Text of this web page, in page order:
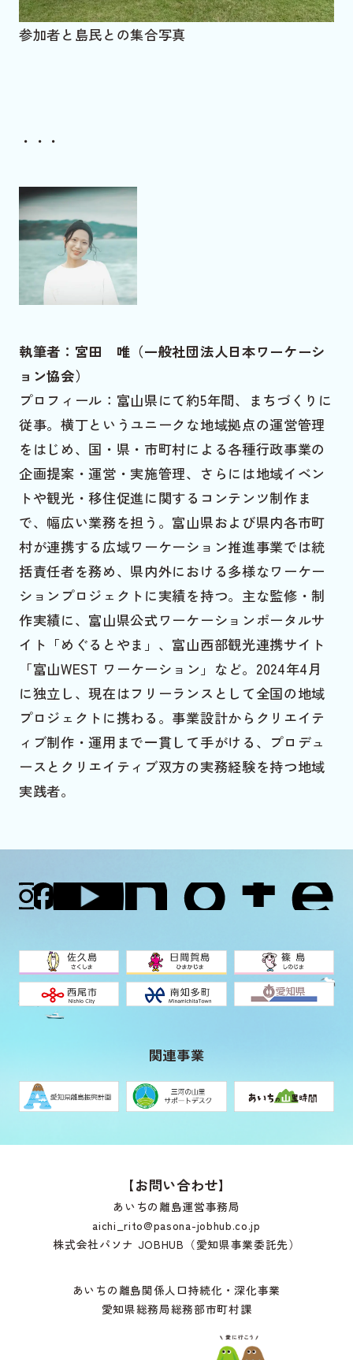
参加者と島民との集合写真
・・・
執筆者：宮田 唯（一般社団法人日本ワーケーシ
ョン協会）
プロフィール：富山県にて約5年間、まちづくりに
従事。横丁というユニークな地域拠点の運営管理
をはじめ、国・県・市町村による各種行政事業の
企画提案・運営・実施管理、さらには地域イベン
トや観光・移住促進に関するコンテンツ制作ま
で、幅広い業務を担う。富山県および県内各市町
村が連携する広域ワーケーション推進事業では統
括責任者を務め、県内外における多様なワーケー
ションプロジェクトに実績を持つ。主な監修・制
作実績に、富山県公式ワーケーションポータルサ
イト「めぐるとやま」、富山西部観光連携サイト
「富山WEST ワーケーション」など。2024年4月
に独立し、現在はフリーランスとして全国の地域
プロジェクトに携わる。事業設計からクリエイテ
ィブ制作・運用まで一貫して手がける、プロデュ
ースとクリエイティブ双方の実務経験を持つ地域
実践者。
関連事業
【お問い合わせ】
あいちの離島運営事務局
aichi_rito@pasona-jobhub.co.jp
株式会社パソナ JOBHUB（愛知県事業委託先）
あいちの離島関係人口持続化・深化事業
愛知県総務局総務部市町村課